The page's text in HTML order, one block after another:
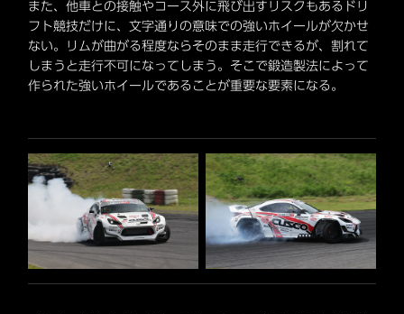
また、他車との接触やコース外に飛び出すリスクもあるドリ
フト競技だけに、文字通りの意味での強いホイールが欠かせ
ない。リムが曲がる程度ならそのまま走行できるが、割れて
しまうと走行不可になってしまう。そこで鍛造製法によって
作られた強いホイールであることが重要な要素になる。